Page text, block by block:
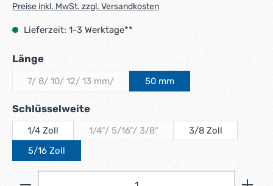
Preise inkl. MwSt. zzgl. Versandkosten
Lieferzeit: 1-3 Werktage**
Längeauswählen
7/ 8/ 10/ 12/ 13 mm/
(Diese Option ist zurzeit nicht verfügbar.)
50 mm
Schlüsselweiteauswählen
1/4 Zoll 1/4"/ 5/16"/ 3/8"
(Diese Option ist zurzeit nicht verfügbar.)
3/8 Zoll
5/16 Zoll
Produkt Anzahl: Gib den gewünschten Wert ein